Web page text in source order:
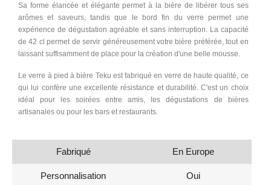
Sa forme élancée et élégante permet à la bière de libérer tous ses
arômes et saveurs, tandis que le bord fin du verre permet une
expérience de dégustation agréable et sans interruption. La capacité
de 42 cl permet de servir généreusement votre bière préférée, tout en
laissant suffisamment de place pour la création d'une belle mousse.
Le verre à pied à bière Teku est fabriqué en verre de haute qualité, ce
qui lui confère une excellente résistance et durabilité. C'est un choix
idéal pour les soirées entre amis, les dégustations de bières
artisanales ou pour les bars et restaurants.
Fabriqué En Europe
Personnalisation Oui